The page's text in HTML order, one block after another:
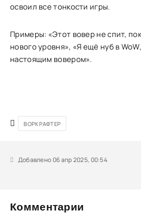
освоил все тонкости игры.
Примеры: «Этот вовер не спит,
нового уровня», «Я ещё нуб в
настоящим вовером».
ВОРКРАФТЕР
Добавлено 06 апр 2025, 00:54
Комментарии